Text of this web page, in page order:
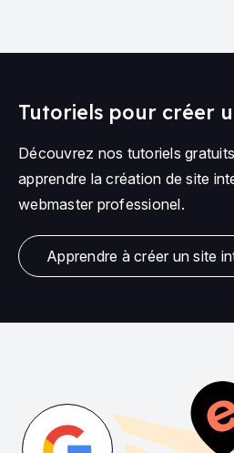
Tutoriels pour créer
Découvrez nos tutoriels
apprendre la création de site
webmaster professionel.
Apprendre à créer un site